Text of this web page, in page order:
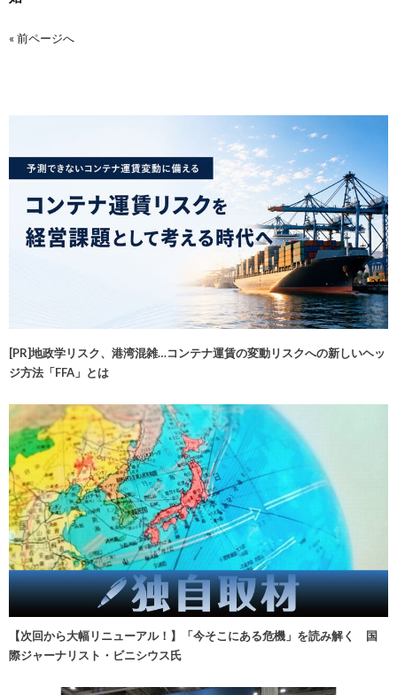
« 前ページへ
[PR]地政学リスク、港湾混雑…コンテナ運賃の変動リスクへの新しいヘッ
ジ方法「FFA」とは
【次回から大幅リニューアル！】「今そこにある危機」を読み解く 国
際ジャーナリスト・ビニシウス氏